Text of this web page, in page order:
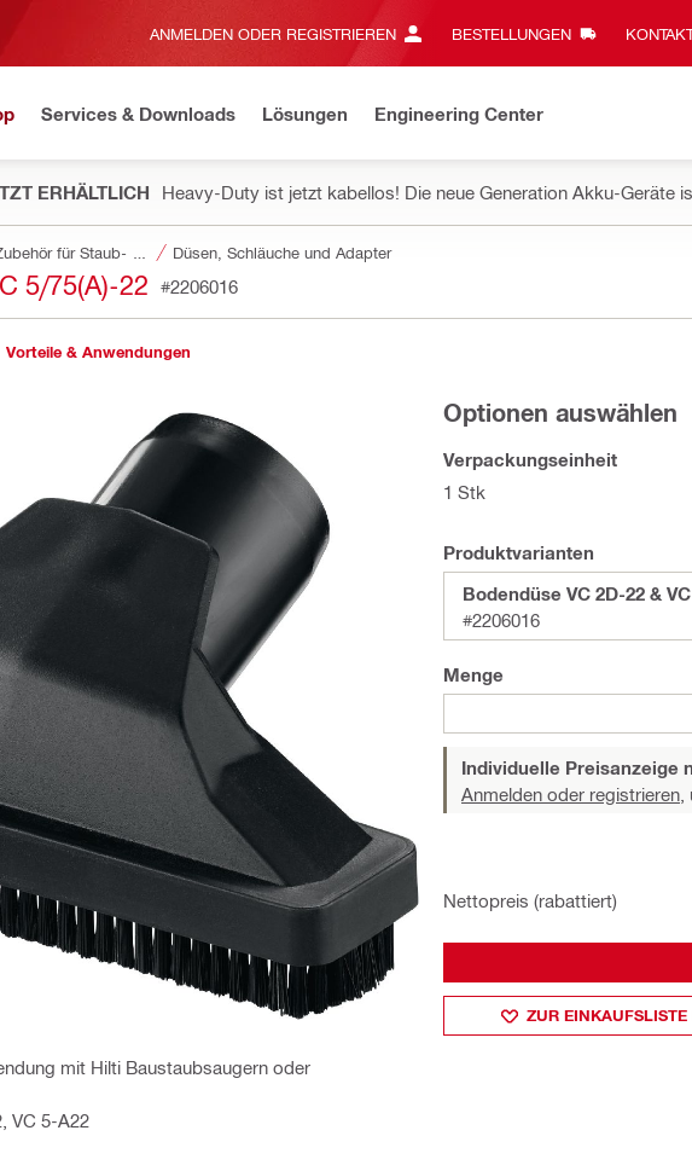
ANMELDEN ODER REGISTRIEREN BESTELLUNGEN
Services & Downloads Lösungen Engineering Center
ERHÄLTLICH Heavy-Duty ist jetzt kabellos! Die neue Generation Akku-Geräte
Düsen, Schläuche und Adapter
5/75(A)-22 #2206016
Vorteile & Anwendungen
mit Hilti Baustaubsaugern oder
VC 5-A22
Optionen auswählen
Verpackungseinheit
1 Stk
Produktvarianten
Bodendüse VC 2D-22 &
#2206016
Menge
Individuelle Preisanzeige
Anmelden oder registrieren,
Nettopreis (rabattiert)
ZUR